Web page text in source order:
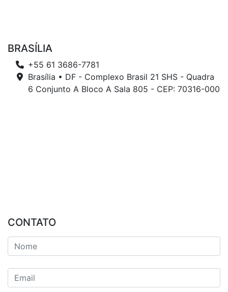
BRASÍLIA
+55 61 3686-7781
Brasília • DF - Complexo Brasil 21 SHS - Quadra
6 Conjunto A Bloco A Sala 805 - CEP: 70316-000
CONTATO